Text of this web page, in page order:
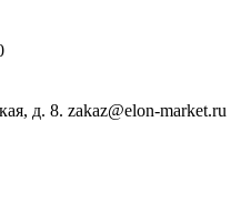
д. 8. zakaz@elon-market.ru